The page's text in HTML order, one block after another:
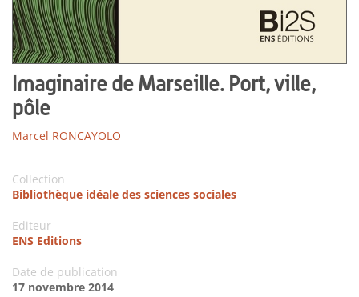
Imaginaire de Marseille. Port, ville,
pôle
Marcel RONCAYOLO
Collection
Bibliothèque idéale des sciences sociales
Editeur
ENS Editions
Date de publication
17 novembre 2014